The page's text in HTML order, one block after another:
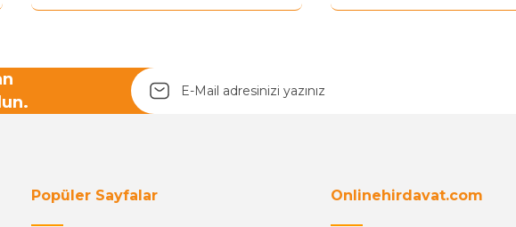
Yetkiliye Gönder
Popüler Sayfalar Onlinehirdavat.com